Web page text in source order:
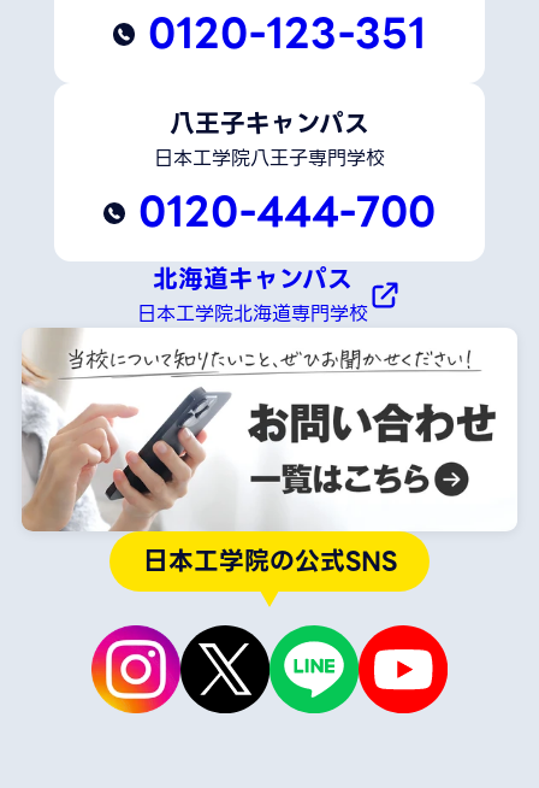
0120-123-351
八王子キャンパス
日本工学院八王子専門学校
0120-444-700
北海道キャンパス
日本工学院北海道専門学校
日本工学院の公式SNS